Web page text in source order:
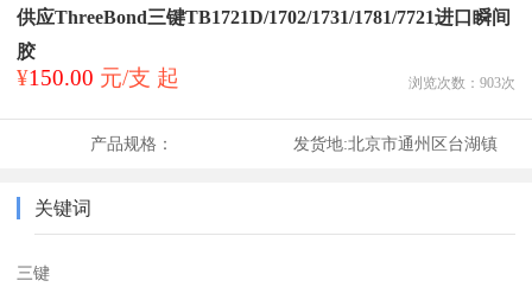
供应ThreeBond三键TB1721D/1702/1731/1781/7721进口瞬间
胶
¥150.00 元/支 起 浏览次数： 903次
产品规格： 发货地:北京市通州区台湖镇
关键词
三键